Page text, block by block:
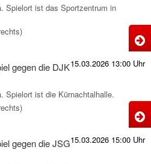
-
Spielort ist das Sportzentrum in
15.03.2026 13:00 Uhr
gegen die DJK
Spielort ist die Kürnachtalhalle.
15.03.2026 15:00 Uhr
gegen die JSG